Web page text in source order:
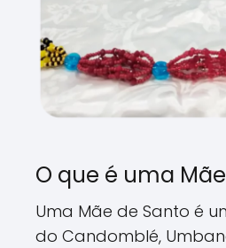
O que é uma
Uma Mãe de Santo é
do Candomblé,